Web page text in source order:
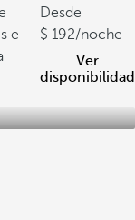
e
Desde
192/noche
Ver
disponibilidad